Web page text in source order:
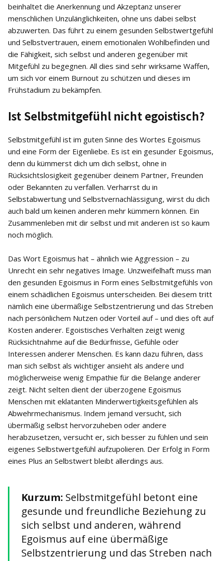
beinhaltet die Anerkennung und Akzeptanz unserer
menschlichen Unzulänglichkeiten, ohne uns dabei selbst
abzuwerten. Das führt zu einem gesunden Selbstwertgefühl
und Selbstvertrauen, einem emotionalen Wohlbefinden und
die Fähigkeit, sich selbst und anderen gegenüber mit
Mitgefühl zu begegnen. All dies sind sehr wirksame Waffen,
um sich vor einem Burnout zu schützen und dieses im
Frühstadium zu bekämpfen.
Ist Selbstmitgefühl nicht egoistisch?
Selbstmitgefühl ist im guten Sinne des Wortes Egoismus
und eine Form der Eigenliebe. Es ist ein gesunder Egoismus,
denn du kümmerst dich um dich selbst, ohne in
Rücksichtslosigkeit gegenüber deinem Partner, Freunden
oder Bekannten zu verfallen. Verharrst du in
Selbstabwertung und Selbstvernachlässigung, wirst du dich
auch bald um keinen anderen mehr kümmern können. Ein
Zusammenleben mit dir selbst und mit anderen ist so kaum
noch möglich.
Das Wort Egoismus hat – ähnlich wie Aggression – zu
Unrecht ein sehr negatives Image. Unzweifelhaft muss man
den gesunden Egoismus in Form eines Selbstmitgefühls von
einem schädlichen Egoismus unterscheiden. Bei diesem tritt
nämlich eine übermäßige Selbstzentrierung und das Streben
nach persönlichem Nutzen oder Vorteil auf – und dies oft auf
Kosten anderer. Egoistisches Verhalten zeigt wenig
Rücksichtnahme auf die Bedürfnisse, Gefühle oder
Interessen anderer Menschen. Es kann dazu führen, dass
man sich selbst als wichtiger ansieht als andere und
möglicherweise wenig Empathie für die Belange anderer
zeigt. Nicht selten dient der überzogene Egoismus
Menschen mit eklatanten Minderwertigkeitsgefühlen als
Abwehrmechanismus. Indem jemand versucht, sich
übermäßig selbst hervorzuheben oder andere
herabzusetzen, versucht er, sich besser zu fühlen und sein
eigenes Selbstwertgefühl aufzupolieren. Der Erfolg in Form
eines Plus an Selbstwert bleibt allerdings aus.
Kurzum: Selbstmitgefühl betont eine
gesunde und freundliche Beziehung zu
sich selbst und anderen, während
Egoismus auf eine übermäßige
Selbstzentrierung und das Streben nach